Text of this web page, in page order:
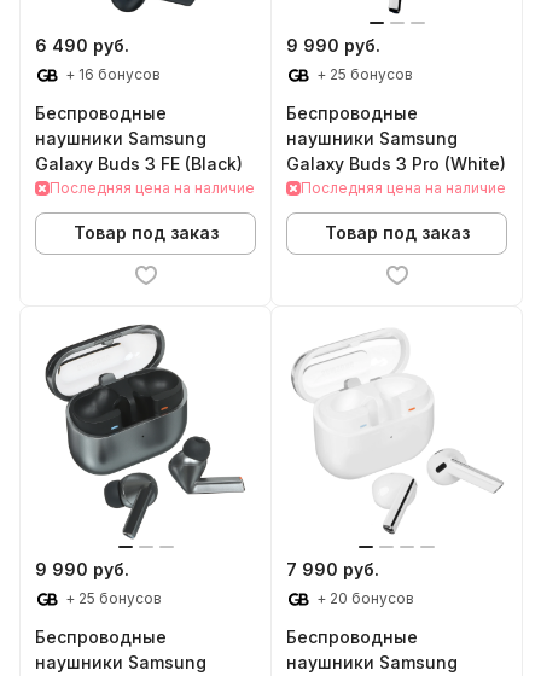
6 490 руб.
+ 16 бонусов
Беспроводные
наушники Samsung
Galaxy Buds 3 FE (Black)
Последняя цена на наличие
Товар под заказ
9 990 руб.
+ 25 бонусов
Беспроводные
наушники Samsung
Galaxy Buds 3 Pro (White)
Последняя цена на наличие
Товар под заказ
9 990 руб.
+ 25 бонусов
Беспроводные
наушники Samsung
7 990 руб.
+ 20 бонусов
Беспроводные
наушники Samsung